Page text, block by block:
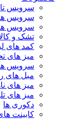
سرویس
سرویس
سرویس
تشک و
کمد های
میز های
سرویس
مبل های
میز های
میز های
دکوری ها
کابینت